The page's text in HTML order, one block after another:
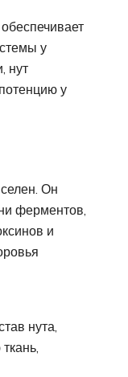
у
нут
у
Он
ферментов,
и
нута,